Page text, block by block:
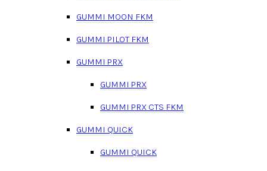
GUMMI MOON FKM
GUMMI PILOT FKM
GUMMI PRX
GUMMI PRX
GUMMI PRX CTS FKM
GUMMI QUICK
GUMMI QUICK